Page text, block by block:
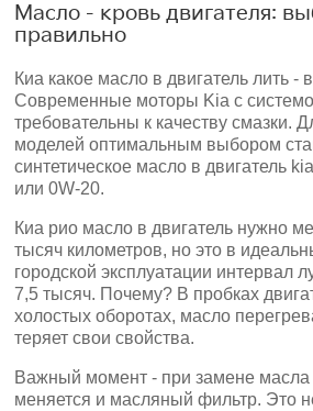
Масло - кровь двигателя:
правильно
Киа какое масло в двигатель лить -
Современные моторы Kia с
требовательны к качеству смазки.
моделей оптимальным выбором
синтетическое масло в двигатель
или 0W-20.
Киа рио масло в двигатель нужно
тысяч километров, но это в
городской эксплуатации интервал
7,5 тысяч. Почему? В пробках
холостых оборотах, масло
теряет свои свойства.
Важный момент - при замене масла
меняется и масляный фильтр. Это